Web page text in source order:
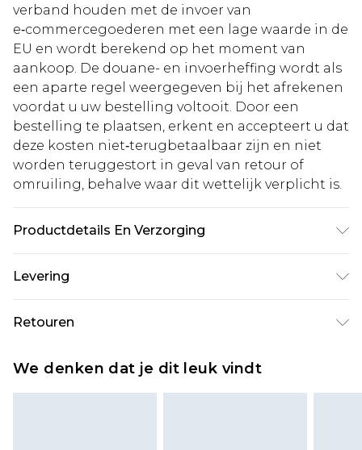
verband houden met de invoer van
e‑commercegoederen met een lage waarde in de
EU en wordt berekend op het moment van
aankoop. De douane- en invoerheffing wordt als
een aparte regel weergegeven bij het afrekenen
voordat u uw bestelling voltooit. Door een
bestelling te plaatsen, erkent en accepteert u dat
deze kosten niet‑terugbetaalbaar zijn en niet
worden teruggestort in geval van retour of
omruiling, behalve waar dit wettelijk verplicht is.
Productdetails En Verzorging
polyester. Machinewasbaar.
Levering
Standaardlevering Nederland
€5.99
Expressdienst Nederland
Retouren
vanaf de dag dat u het ontvangt om iets terug te
We denken dat je dit leuk vindt